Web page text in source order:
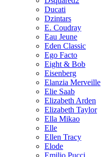
Ducati
Dzintars
E. Coudray
Eau Jeune
Eden Classic
Ego Facto
Eight & Bob
Eisenberg
Elanzia Merveille
Elie Saab
Elizabeth Arden
Elizabeth Taylor
Ella Mikao
Elle
Ellen Tracy
Elode
Emilio Pucci